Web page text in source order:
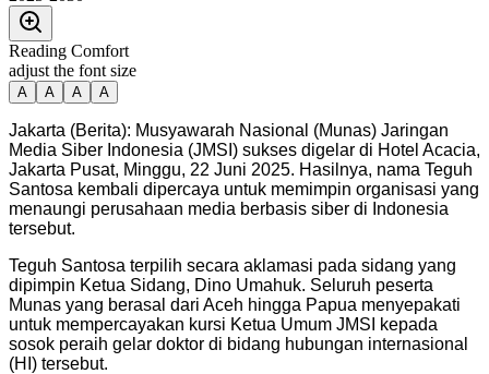
Reading Comfort
adjust the font size
A A A A
Jakarta (Berita): Musyawarah Nasional (Munas) Jaringan
Media Siber Indonesia (JMSI) sukses digelar di Hotel Acacia,
Jakarta Pusat, Minggu, 22 Juni 2025. Hasilnya, nama Teguh
Santosa kembali dipercaya untuk memimpin organisasi yang
menaungi perusahaan media berbasis siber di Indonesia
tersebut.
Teguh Santosa terpilih secara aklamasi pada sidang yang
dipimpin Ketua Sidang, Dino Umahuk. Seluruh peserta
Munas yang berasal dari Aceh hingga Papua menyepakati
untuk mempercayakan kursi Ketua Umum JMSI kepada
sosok peraih gelar doktor di bidang hubungan internasional
(HI) tersebut.